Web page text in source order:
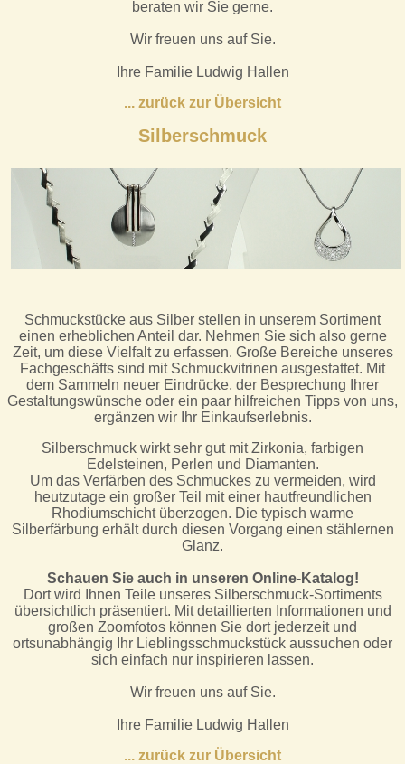
beraten wir Sie gerne.
Wir freuen uns auf Sie.
Ihre Familie Ludwig Hallen
... zurück zur Übersicht
Silberschmuck
Schmuckstücke aus Silber stellen in unserem Sortiment
einen erheblichen Anteil dar. Nehmen Sie sich also gerne
Zeit, um diese Vielfalt zu erfassen. Große Bereiche unseres
Fachgeschäfts sind mit Schmuckvitrinen ausgestattet. Mit
dem Sammeln neuer Eindrücke, der Besprechung Ihrer
Gestaltungswünsche oder ein paar hilfreichen Tipps von uns,
ergänzen wir Ihr Einkaufserlebnis.
Silberschmuck wirkt sehr gut mit Zirkonia, farbigen
Edelsteinen, Perlen und Diamanten.
Um das Verfärben des Schmuckes zu vermeiden, wird
heutzutage ein großer Teil mit einer hautfreundlichen
Rhodiumschicht überzogen. Die typisch warme
Silberfärbung erhält durch diesen Vorgang einen stählernen
Glanz.
Schauen Sie auch in unseren Online-Katalog!
Dort wird Ihnen Teile unseres Silberschmuck-Sortiments
übersichtlich präsentiert. Mit detaillierten Informationen und
großen Zoomfotos können Sie dort jederzeit und
ortsunabhängig Ihr Lieblingsschmuckstück aussuchen oder
sich einfach nur inspirieren lassen.
Wir freuen uns auf Sie.
Ihre Familie Ludwig Hallen
... zurück zur Übersicht